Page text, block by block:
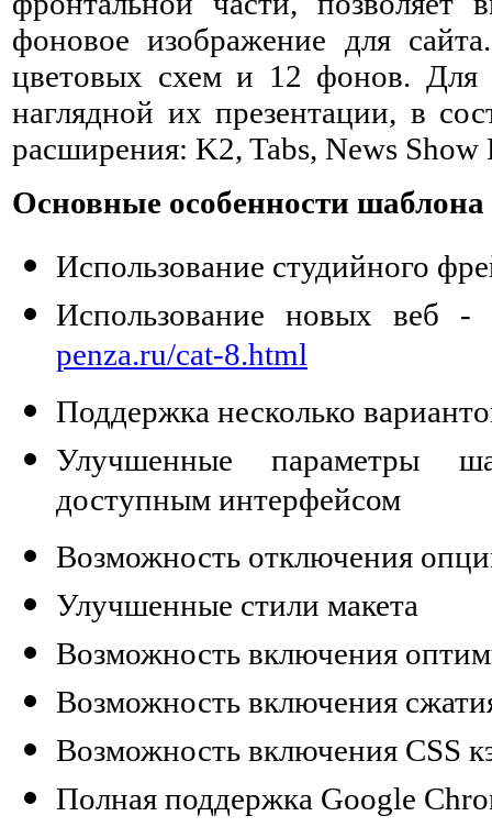
фоновое изображение для
цветовых схем и 12 фонов. Для
наглядной их презентации, в
расширения: K2, Tabs, News Show
Основные особенности
Использование студийного
Использование новых веб
penza.ru/cat-8.html
Поддержка несколько
Улучшенные параметры
доступным интерфейсом
Возможность отключения
Улучшенные стили макета
Возможность включения
Возможность включения
Возможность включения CSS
Полная поддержка Google